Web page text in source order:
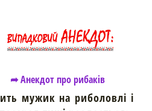
➦ Анекдот про рибаків
мужик на риболовлі і